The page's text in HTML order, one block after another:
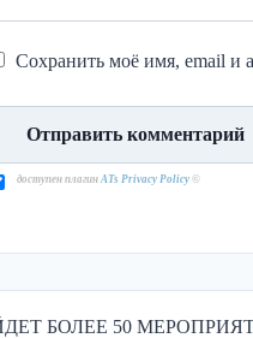
Сохранить моё имя, email и
доступен плагин ATs Privacy Policy ©
БОЛЕЕ 50